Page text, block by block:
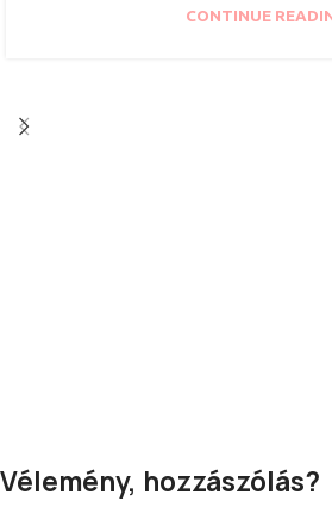
CONTINUE
Vélemény, hozzászólás?